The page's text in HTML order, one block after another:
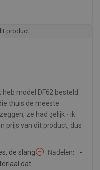
product
model DF62 besteld
thuis de meeste
ze had gelijk - ik
prijs van dit product, dus
de slang
dat
Nadelen: -